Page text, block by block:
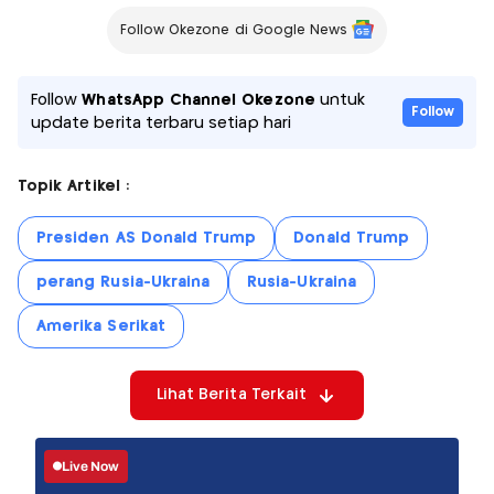
Follow Okezone di Google News
FollowWhatsApp Channel Okezone untuk
update berita terbaru setiap hari
Follow
Topik Artikel :
Presiden AS Donald Trump Donald Trump
perang Rusia-Ukraina Rusia-Ukraina
Amerika Serikat
Lihat Berita Terkait
Live Now